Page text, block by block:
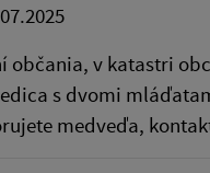
občania, v katastri
s dvomi
medveďa,